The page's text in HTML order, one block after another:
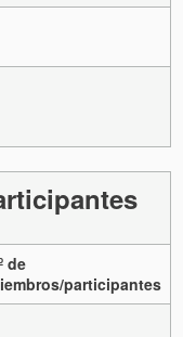
de
participantes